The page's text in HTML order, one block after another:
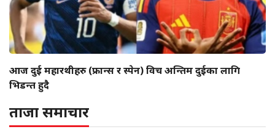
आज दुई महारथीहरु (फ्रान्स र स्पेन) विच अन्तिम दुईका लागि
भिडन्त हुदै
ताजा समाचार